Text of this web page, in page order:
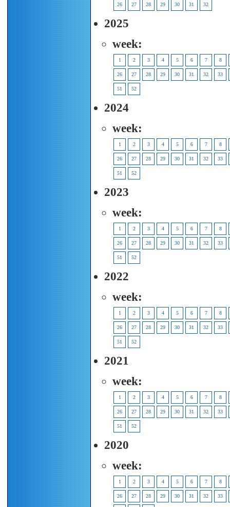
26 27 28 29 30 31 32
2025
week:
1 2 3 4 5 6 7 8
26 27 28 29 30 31 32 33
51 52
2024
week:
1 2 3 4 5 6 7 8
26 27 28 29 30 31 32 33
51 52
2023
week:
1 2 3 4 5 6 7 8
26 27 28 29 30 31 32 33
51 52
2022
week:
1 2 3 4 5 6 7 8
26 27 28 29 30 31 32 33
51 52
2021
week:
1 2 3 4 5 6 7 8
26 27 28 29 30 31 32 33
51 52
2020
week:
1 2 3 4 5 6 7 8
26 27 28 29 30 31 32 33